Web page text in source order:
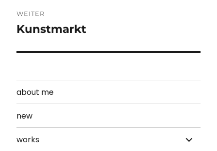
WEITER
Nächster
Kunstmarkt
about me
new
works
öffnen